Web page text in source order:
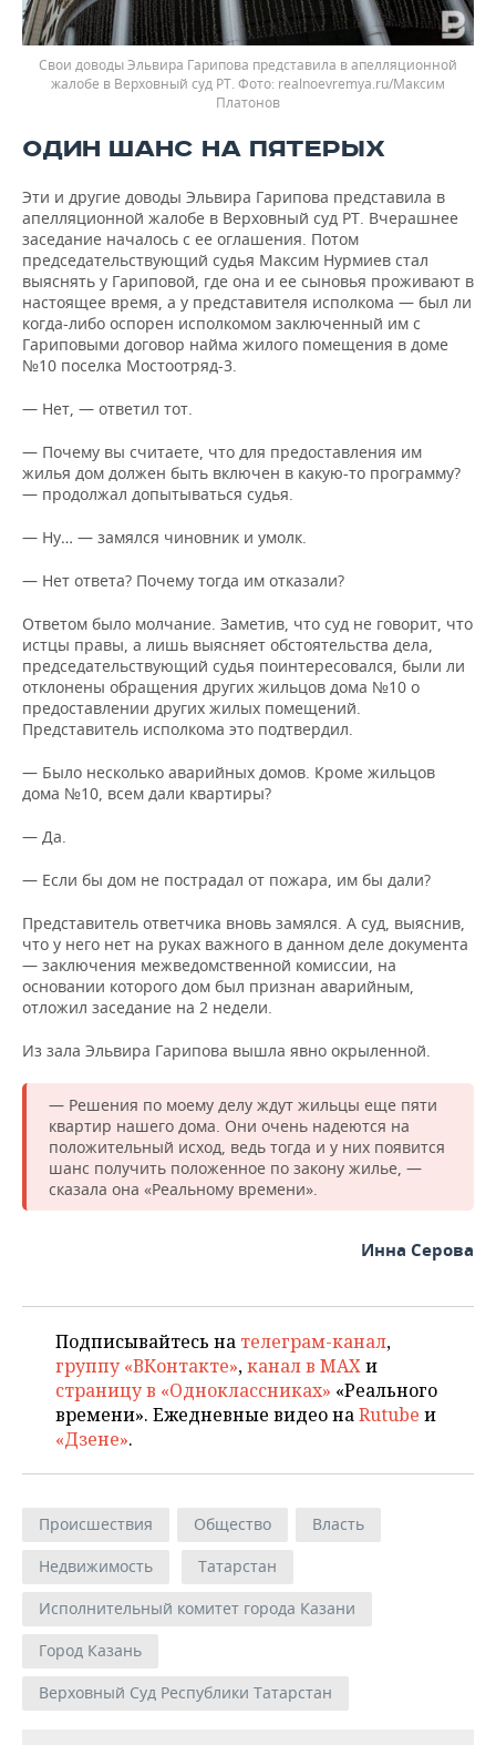
Свои доводы Эльвира Гарипова представила в апелляционной
жалобе в Верховный суд РТ.
realnoevremya.ru/Максим
Платонов
ОДИН ШАНС НА ПЯТЕРЫХ
Эти и другие доводы Эльвира Гарипова представила в
апелляционной жалобе в Верховный суд РТ. Вчерашнее
заседание началось с ее оглашения. Потом
председательствующий судья Максим Нурмиев стал
выяснять у Гариповой, где она и ее сыновья проживают в
настоящее время, а у представителя исполкома — был ли
когда-либо оспорен исполкомом заключенный им с
Гариповыми договор найма жилого помещения в доме
№10 поселка Мостоотряд-3.
— Нет, — ответил тот.
— Почему вы считаете, что для предоставления им
жилья дом должен быть включен в какую-то программу?
— продолжал допытываться судья.
— Ну… — замялся чиновник и умолк.
— Нет ответа? Почему тогда им отказали?
Ответом было молчание. Заметив, что суд не говорит, что
истцы правы, а лишь выясняет обстоятельства дела,
председательствующий судья поинтересовался, были ли
отклонены обращения других жильцов дома №10 о
предоставлении других жилых помещений.
Представитель исполкома это подтвердил.
— Было несколько аварийных домов. Кроме жильцов
дома №10, всем дали квартиры?
— Да.
— Если бы дом не пострадал от пожара, им бы дали?
Представитель ответчика вновь замялся. А суд, выяснив,
что у него нет на руках важного в данном деле документа
— заключения межведомственной комиссии, на
основании которого дом был признан аварийным,
отложил заседание на 2 недели.
Из зала Эльвира Гарипова вышла явно окрыленной.
— Решения по моему делу ждут жильцы еще пяти
квартир нашего дома. Они очень надеются на
положительный исход, ведь тогда и у них появится
шанс получить положенное по закону жилье, —
сказала она «Реальному времени».
Инна Серова
Подписывайтесь на телеграм-канал,
группу «ВКонтакте»,канал в MAXи
страницу в «Одноклассниках» «Реального
времени». Ежедневные видео наRutube и
«Дзене».
Происшествия Общество
Власть
Недвижимость
Татарстан
Исполнительный комитет города Казани
Город Казань
Верховный Суд Республики Татарстан